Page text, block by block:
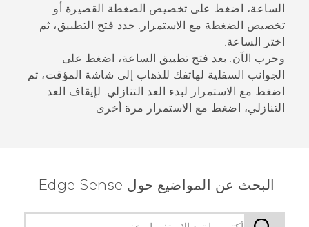
الساعة، اضغط على تخصيص الصغطة القصيرة أو
تخصيص الضغطة مع الاستمرار . حدد فتح التطبيق، ثم
اختر الساعة.
وجرب الآن. بعد فتح تطبيق الساعة، اضغط على
الجوانب السفلية لهاتفك للذهاب إلى شاشة المؤقت، ثم
اضغط مع الاستمرار لبدء العد التنازلي. لإيقاف العد
التنازلي، اضغط مع الاستمرار مرة أخرى.
البحث عن المواضيع حول Edge Sense